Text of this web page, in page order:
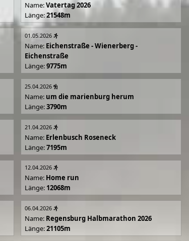
Name:Vatertag 2026
Länge:21548m
01.05.2026
Name: Eichenstraße - Wienerberg -
Eichenstraße
Länge:9775m
25.04.2026
Name: um die marienburg herum
Länge:3790m
21.04.2026
Name: Erlenbusch Roseneck
Länge:7195m
12.04.2026
Name: Home run
Länge: 12068m
06.04.2026
Name: Regensburg Halbmarathon 2026
Länge:21105m